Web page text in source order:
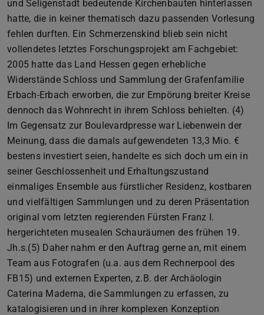
und Seligenstadt bedeutende Kirchenbauten hinterlassen
hatte, die in keiner thematisch dazu passenden Vorlesung
fehlen durften. Ein Schmerzenskind blieb sein nicht
vollendetes letztes Forschungsprojekt am Fachgebiet:
2005 hatte das Land Hessen gegen erhebliche
Widerstände Schloss und Sammlung der Grafenfamilie
Erbach-Erbach erworben, die zur Empörung breiter Kreise
dennoch das Wohnrecht in ihrem Schloss behielten. (4)
Im Gegensatz zur Boulevardpresse war Liebenwein der
Meinung, dass die damals aufgewendeten 13,3 Mio. €
bestens investiert seien, handelte es sich doch um ein in
seiner Geschlossenheit und Erhaltungszustand
einmaliges Ensemble aus fürstlicher Residenz, kostbaren
und vielfältigen Sammlungen und zu deren Präsentation
original vom letzten regierenden Fürsten Franz I.
hergerichteten musealen Schauräumen des frühen 19.
Jh.s.(5) Daher nahm er den Auftrag gerne an, mit einem
Team aus Fotografen (u.a. aus dem Rechnerpool des
FB15) und externen Experten, z.B. der Archäologin
Caterina Maderna, die Sammlungen zu erfassen, zu
katalogisieren und in ihrer komplexen Konzeption